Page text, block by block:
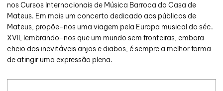
nos Cursos Internacionais de Música Barroca da Casa de
Mateus. Em mais um concerto dedicado aos públicos de
Mateus, propõe-nos uma viagem pela Europa musical do séc.
XVII, lembrando-nos que um mundo sem fronteiras, embora
cheio dos inevitáveis anjos e diabos, é sempre a melhor forma
de atingir uma expressão plena.